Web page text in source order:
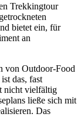
Trekkingtour
bietet ein, für
an
von Outdoor-Food
das, fast
nicht vielfältig
ließe sich mit
Das